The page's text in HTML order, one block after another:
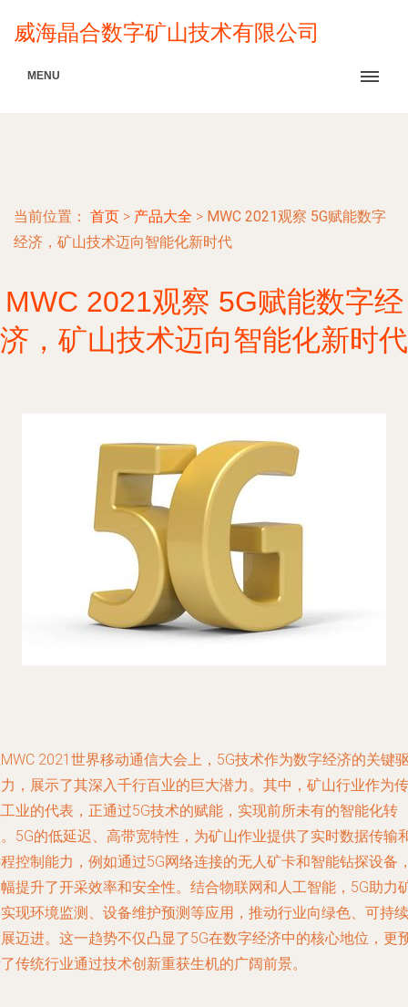
威海晶合数字矿山技术有限公司
MENU
当前位置： 首页 > 产品大全 > MWC 2021观察 5G赋能数字
经济，矿山技术迈向智能化新时代
MWC 2021观察 5G赋能数字经
济，矿山技术迈向智能化新时代
2021世界移动通信大会上，5G技术作为数字经济的关键
，展示了其深入千行百业的巨大潜力。其中，矿山行业作为传
业的代表，正通过5G技术的赋能，实现前所未有的智能化转
5G的低延迟、高带宽特性，为矿山作业提供了实时数据传输
控制能力，例如通过5G网络连接的无人矿卡和智能钻探设备
提升了开采效率和安全性。结合物联网和人工智能，5G助力
现环境监测、设备维护预测等应用，推动行业向绿色、可持续
迈进。这一趋势不仅凸显了5G在数字经济中的核心地位，更
传统行业通过技术创新重获生机的广阔前景。